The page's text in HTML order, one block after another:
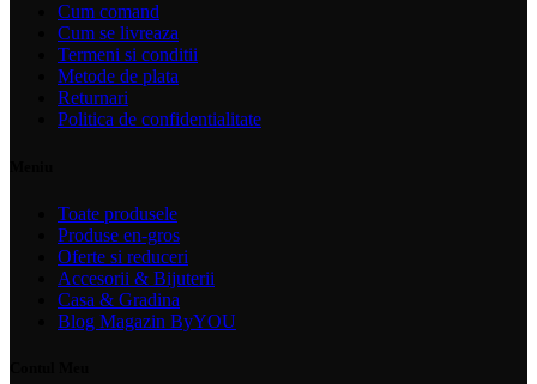
Cum comand
Cum se livreaza
Termeni si conditii
Metode de plata
Returnari
Politica de confidentialitate
Toate produsele
Produse en-gros
Oferte si reduceri
Accesorii & Bijuterii
Casa & Gradina
Blog Magazin ByYOU